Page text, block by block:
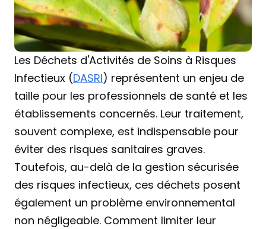
Les Déchets d'Activités de Soins à Risques
Infectieux (DASRI) représentent un enjeu de
taille pour les professionnels de santé et les
établissements concernés. Leur traitement,
souvent complexe, est indispensable pour
éviter des risques sanitaires graves.
Toutefois, au-delà de la gestion sécurisée
des risques infectieux, ces déchets posent
également un problème environnemental
non négligeable. Comment limiter leur